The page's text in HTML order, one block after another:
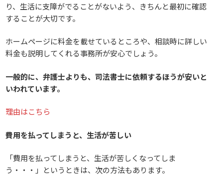
り、生活に支障がでることがないよう、きちんと最初に確認
することが大切です。
ホームページに料金を載せているところや、相談時に詳しい
料金も説明してくれる事務所が安心でしょう。
一般的に、弁護士よりも、司法書士に依頼するほうが安いと
いわれています。
理由はこちら
費用を払ってしまうと、生活が苦しい
「費用を払ってしまうと、生活が苦しくなってしま
う・・・」というときは、次の方法もあります。